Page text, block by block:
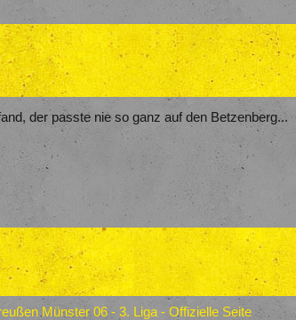
der passte nie so ganz auf den Betzenberg...
Münster 06 - 3. Liga - Offizielle Seite